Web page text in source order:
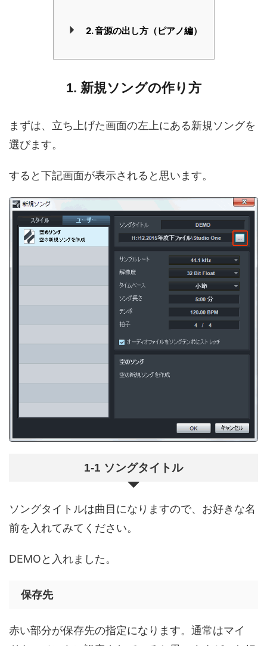
2. 音源の出し方（ピアノ編）
1. 新規ソングの作り方
まずは、立ち上げた画面の左上にある新規ソングを
選びます。
すると下記画面が表示されると思います。
1-1 ソングタイトル
ソングタイトルは曲目になりますので、お好きな名
前を入れてみてください。
DEMOと入れました。
保存先
赤い部分が保存先の指定になります。通常はマイ